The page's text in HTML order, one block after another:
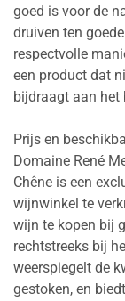
goed is voor de
druiven ten
respectvolle
een product dat
bijdraagt aan het
Prijs en
Domaine René
Chêne is een
wijnwinkel te
wijn te kopen bij
rechtstreeks bij
weerspiegelt de
gestoken, en